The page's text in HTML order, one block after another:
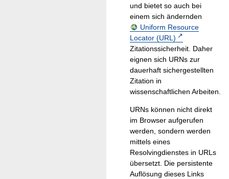
und bietet so auch bei
einem sich ändernden
Uniform Resource
Locator (URL)
Zitationssicherheit. Daher
eignen sich URNs zur
dauerhaft sichergestellten
Zitation in
wissenschaftlichen Arbeiten.
URNs können nicht direkt
im Browser aufgerufen
werden, sondern werden
mittels eines
Resolvingdienstes in URLs
übersetzt. Die persistente
Auflösung dieses Links